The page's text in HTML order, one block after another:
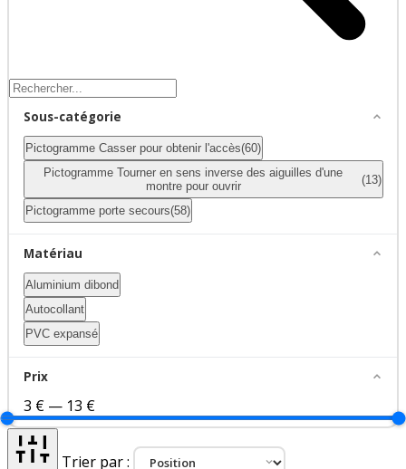
Sous-catégorie
Pictogramme Casser pour obtenir l'accès(60)
Pictogramme Tourner en sens inverse des aiguilles d'une
montre pour ouvrir
(13)
Pictogramme porte secours(58)
Matériau
Aluminium dibond
Autocollant
PVC expansé
Prix
3 € — 13 €
Trier par :